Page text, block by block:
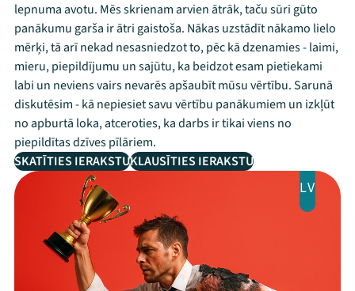
lepnuma avotu. Mēs skrienam arvien ātrāk, taču sūri gūto
panākumu garša ir ātri gaistoša. Nākas uzstādīt nākamo lielo
mērķi, tā arī nekad nesasniedzot to, pēc kā dzenamies - laimi,
mieru, piepildījumu un sajūtu, ka beidzot esam pietiekami
labi un neviens vairs nevarēs apšaubīt mūsu vērtību. Sarunā
diskutēsim - kā nepiesiet savu vērtību panākumiem un izkļūt
no apburtā loka, atceroties, ka darbs ir tikai viens no
piepildītas dzīves pīlāriem.
SKATĪTIES IERAKSTUKLAUSĪTIES IERAKSTU
LV